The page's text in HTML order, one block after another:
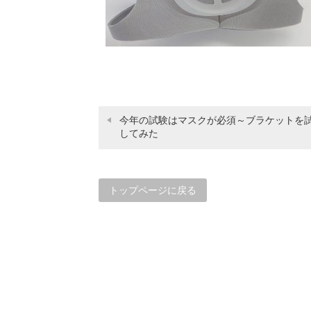
今年の試験はマスクが必須～ブラケットを
してみた
トップページに戻る